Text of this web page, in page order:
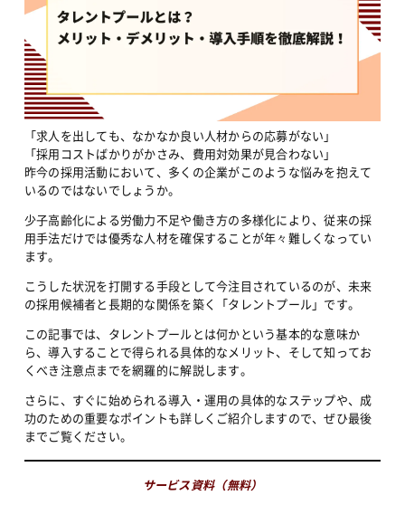
「求人を出しても、なかなか良い人材からの応募がない」
「採用コストばかりがかさみ、費用対効果が見合わない」
昨今の採用活動において、多くの企業がこのような悩みを抱えて
いるのではないでしょうか。
少子高齢化による労働力不足や働き方の多様化により、従来の採
用手法だけでは優秀な人材を確保することが年々難しくなってい
ます。
こうした状況を打開する手段として今注目されているのが、未来
の採用候補者と長期的な関係を築く「タレントプール」です。
この記事では、タレントプールとは何かという基本的な意味か
ら、導入することで得られる具体的なメリット、そして知ってお
くべき注意点までを網羅的に解説します。
さらに、すぐに始められる導入・運用の具体的なステップや、成
功のための重要なポイントも詳しくご紹介しますので、ぜひ最後
までご覧ください。
サービス資料（無料）